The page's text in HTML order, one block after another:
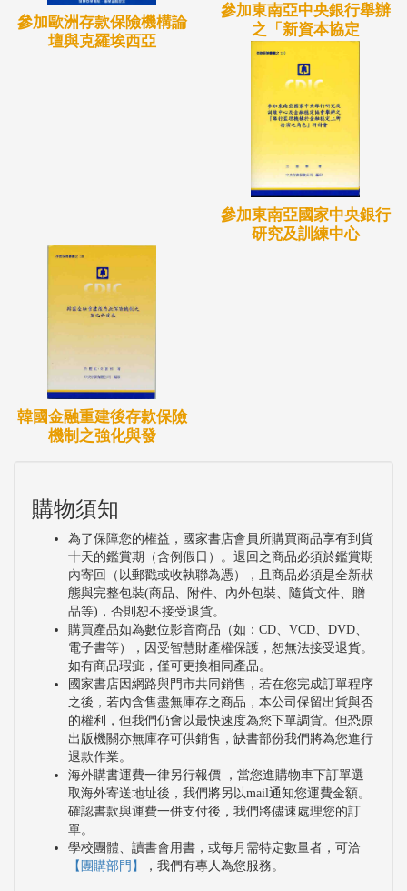
參加歐洲存款保險機構論
壇與克羅埃西亞
參加東南亞中央銀行舉辦
之「新資本協定
參加東南亞國家中央銀行
研究及訓練中心
韓國金融重建後存款保險
機制之強化與發
購物須知
為了保障您的權益，國家書店會員所購買商品享有到貨
十天的鑑賞期（含例假日）。退回之商品必須於鑑賞期
內寄回（以郵戳或收執聯為憑），且商品必須是全新狀
態與完整包裝(商品、附件、內外包裝、隨貨文件、贈
品等)，否則恕不接受退貨。
購買產品如為數位影音商品（如：CD、VCD、DVD、
電子書等），因受智慧財產權保護，恕無法接受退貨。
如有商品瑕疵，僅可更換相同產品。
國家書店因網路與門市共同銷售，若在您完成訂單程序
之後，若內含售盡無庫存之商品，本公司保留出貨與否
的權利，但我們仍會以最快速度為您下單調貨。但恐原
出版機關亦無庫存可供銷售，缺書部份我們將為您進行
退款作業。
海外購書運費一律另行報價 ，當您進購物車下訂單選
取海外寄送地址後，我們將另以mail通知您運費金額。
確認書款與運費一併支付後，我們將儘速處理您的訂
單。
學校團體、讀書會用書，或每月需特定數量者，可洽
【團購部門】
，我們有專人為您服務。